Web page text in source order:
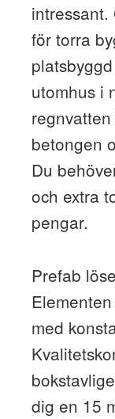
för torra
utomhus i
betongen
Du
och extra
pengar.
Prefab
med
dig en 15